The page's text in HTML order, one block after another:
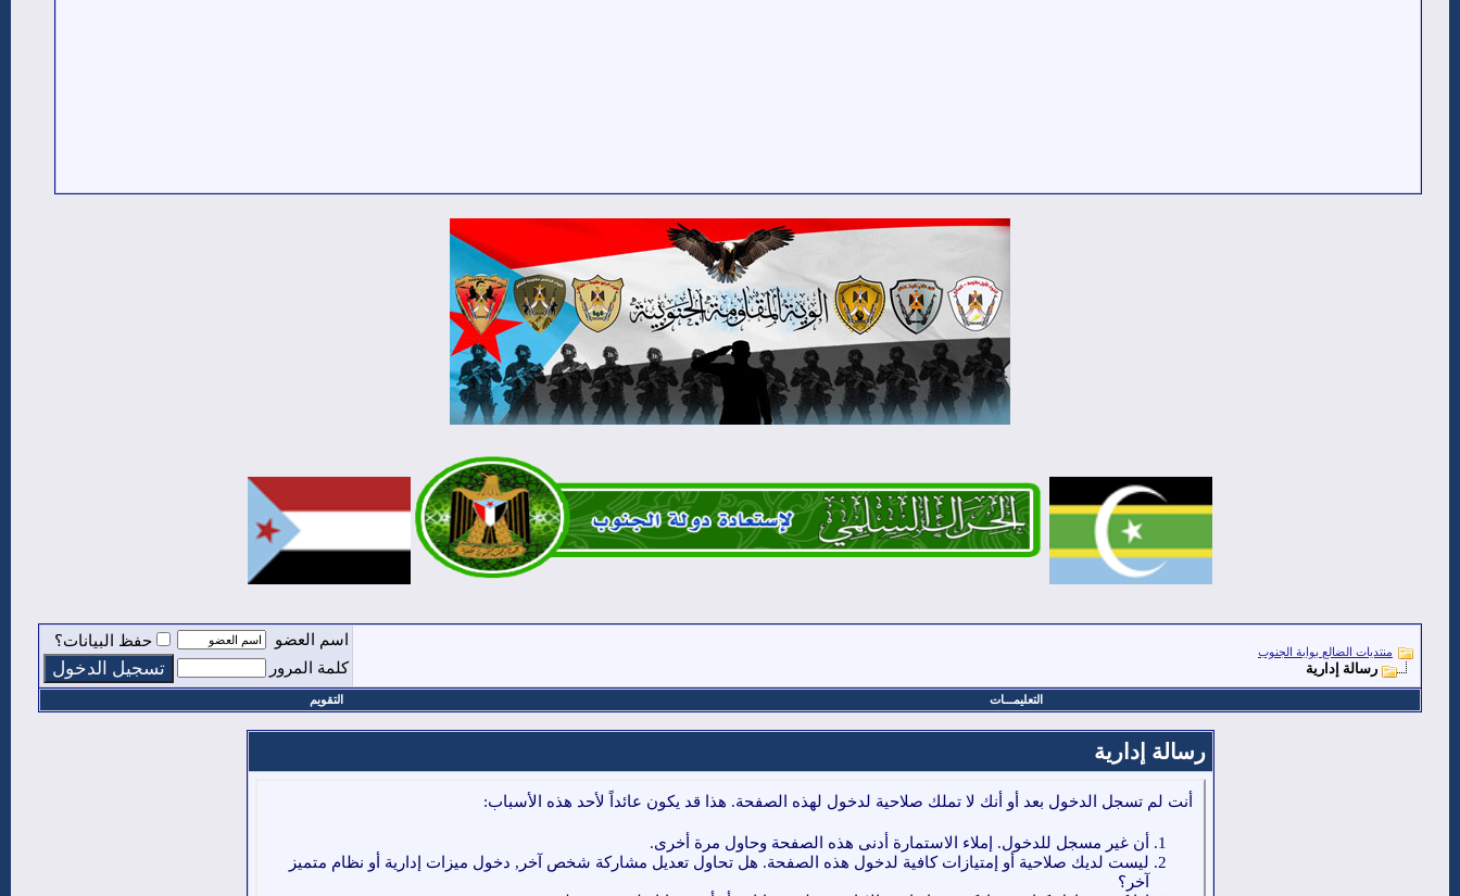
منتديات الضالع بوابة الجنوب
رسالة إدارية
اسم العضو
حفظ البيانات؟
كلمة المرور
التعليمـــات التقويم
رسالة إدارية
أنت لم تسجل الدخول بعد أو أنك لا تملك صلاحية لدخول لهذه الصفحة. هذا قد يكون عائداً لأحد هذه الأسباب:
أن غير مسجل للدخول. إملاء الاستمارة أدنى هذه الصفحة وحاول مرة أخرى.
ليست لديك صلاحية أو إمتيازات كافية لدخول هذه الصفحة. هل تحاول تعديل مشاركة شخص آخر, دخول ميزات إدارية أو نظام متميز
آخر؟